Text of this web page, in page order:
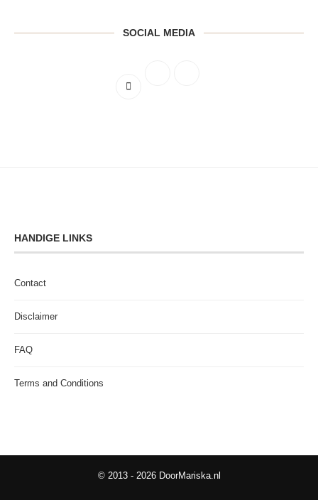
SOCIAL MEDIA
HANDIGE LINKS
Contact
Disclaimer
FAQ
Terms and Conditions
© 2013 - 2026 DoorMariska.nl